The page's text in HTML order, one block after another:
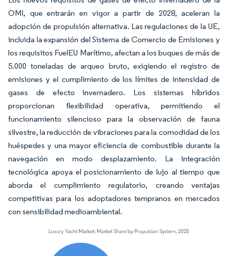
OMI, que entrarán en vigor a partir de 2028, aceleran la
adopción de propulsión alternativa. Las regulaciones de la UE,
incluida la expansión del Sistema de Comercio de Emisiones y
los requisitos FuelEU Marítimo, afectan a los buques de más de
5.000 toneladas de arqueo bruto, exigiendo el registro de
emisiones y el cumplimiento de los límites de intensidad de
gases de efecto invernadero. Los sistemas híbridos
proporcionan flexibilidad operativa, permitiendo el
funcionamiento silencioso para la observación de fauna
silvestre, la reducción de vibraciones para la comodidad de los
huéspedes y una mayor eficiencia de combustible durante la
navegación en modo desplazamiento. La integración
tecnológica apoya el posicionamiento de lujo al tiempo que
aborda el cumplimiento regulatorio, creando ventajas
competitivas para los adoptadores tempranos en mercados
con sensibilidad medioambiental.